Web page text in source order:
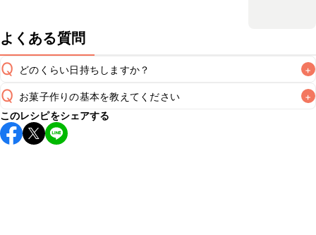
よくある質問
Q どのくらい日持ちしますか？ +
A
冷蔵保存で翌日中が目安となります。生クリームを仕上げに
かける場合、傷みやすいためプレゼントに不向きとなってい
ます。トッピングをしない状態であればプレゼントも可能で
すが、あまり日持ちがしないレシピとなっているため早めに
Q お菓子作りの基本を教えてください +
A こちらで「手づくりの基本」に関するレシピをご紹介してお
このレシピをシェアする